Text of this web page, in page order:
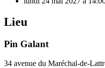
Lieu
Pin Galant
34 avenue du Maréchal-de-